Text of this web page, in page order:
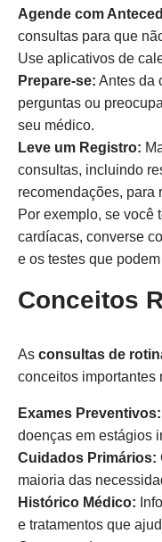
Agende com
consultas para que
Use aplicativos de
Prepare-se: Antes da
perguntas ou
seu médico.
Leve um Registro:
consultas, incluindo
recomendações, para
Por exemplo, se você
cardíacas, converse
e os testes que
Conceitos
As consultas de
conceitos importantes
Exames Preventivos:
doenças em estágios
Cuidados Primários:
maioria das
Histórico Médico:
e tratamentos que